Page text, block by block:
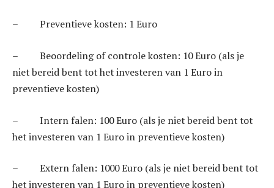
– Preventieve kosten: 1 Euro
– Beoordeling of controle kosten: 10 Euro (als je
niet bereid bent tot het investeren van 1 Euro in
preventieve kosten)
– Intern falen: 100 Euro (als je niet bereid bent tot
het investeren van 1 Euro in preventieve kosten)
– Extern falen: 1000 Euro (als je niet bereid bent tot
het investeren van 1 Euro in preventieve kosten)